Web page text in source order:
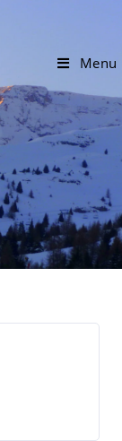
Menu